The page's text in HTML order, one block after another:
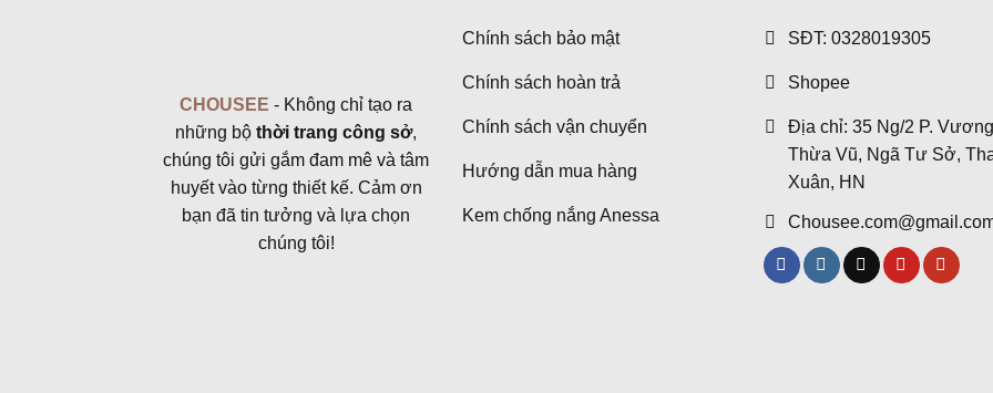
CHOUSEE - Không chỉ tạo ra
những bộ thời trang công sở,
chúng tôi gửi gắm đam mê và tâm
huyết vào từng thiết kế. Cảm ơn
bạn đã tin tưởng và lựa chọn
chúng tôi!
Chính sách bảo mật
Chính sách hoàn trả
Chính sách vận chuyển
Hướng dẫn mua hàng
Kem chống nắng Anessa
SĐT: 0328019305
Shopee
Địa chỉ: 35 Ng/2 P. Vương
Thừa Vũ, Ngã Tư Sở,
Xuân, HN